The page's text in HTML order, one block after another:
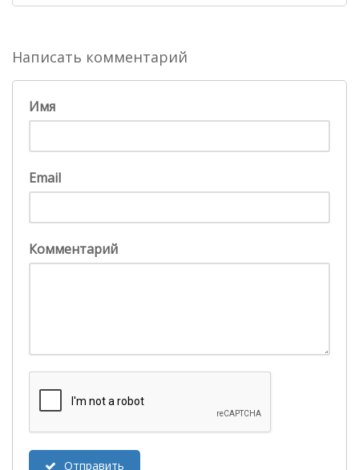
Написать комментарий
Имя
Email
Комментарий
Отправить